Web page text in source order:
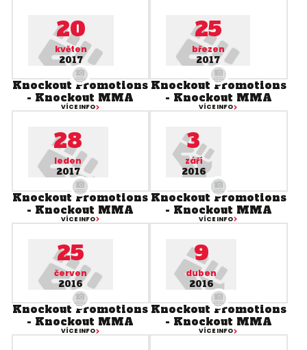
20
květen
2017
Knockout Promotions
- Knockout MMA
VÍCE INFO
25
březen
2017
Knockout Promotions
- Knockout MMA
VÍCE INFO
28
leden
2017
Knockout Promotions
- Knockout MMA
VÍCE INFO
3
září
2016
Knockout Promotions
- Knockout MMA
VÍCE INFO
25
červen
2016
Knockout Promotions
- Knockout MMA
VÍCE INFO
9
duben
2016
Knockout Promotions
- Knockout MMA
VÍCE INFO